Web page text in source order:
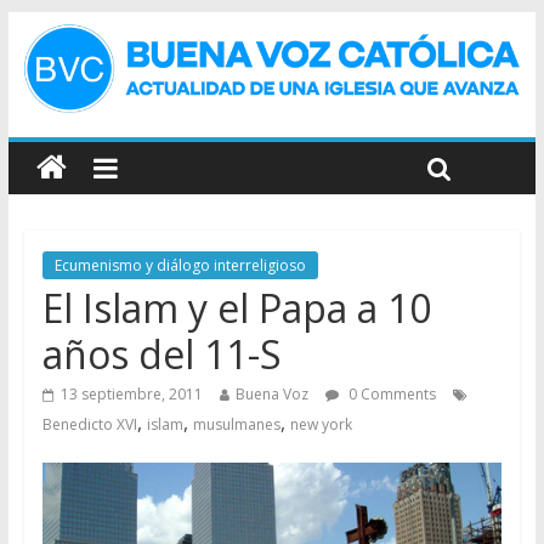
Ecumenismo y diálogo interreligioso
El Islam y el Papa a 10
años del 11-S
13 septiembre, 2011 Buena Voz
0 Comments
Benedicto XVI, islam, musulmanes, new york